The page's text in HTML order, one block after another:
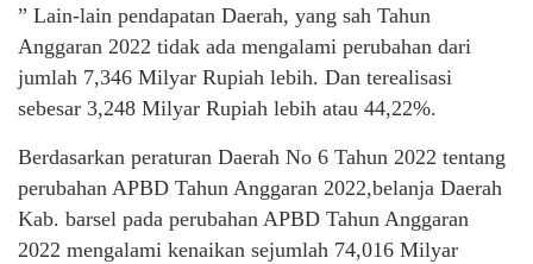
” Lain-lain pendapatan Daerah, yang sah Tahun
Anggaran 2022 tidak ada mengalami perubahan dari
jumlah 7,346 Milyar Rupiah lebih. Dan terealisasi
sebesar 3,248 Milyar Rupiah lebih atau 44,22%.
Berdasarkan peraturan Daerah No 6 Tahun 2022 tentang
perubahan APBD Tahun Anggaran 2022,belanja Daerah
Kab. barsel pada perubahan APBD Tahun Anggaran
2022 mengalami kenaikan sejumlah 74,016 Milyar